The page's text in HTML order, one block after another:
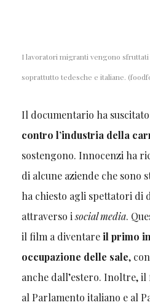
I lavoratori migranti vengono
soprattutto tedesche e italiane.
Il documentario ha suscitato
contro l’industria della
sostengono. Innocenzi ha
di alcune aziende che sono
ha chiesto agli spettatori di
attraverso isocial media.
il film a diventareil primo
occupazione delle sale,
anche dall’estero. Inoltre,
al Parlamento italiano e al